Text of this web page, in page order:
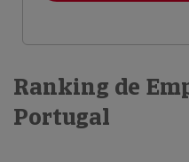
Ranking de
Portugal